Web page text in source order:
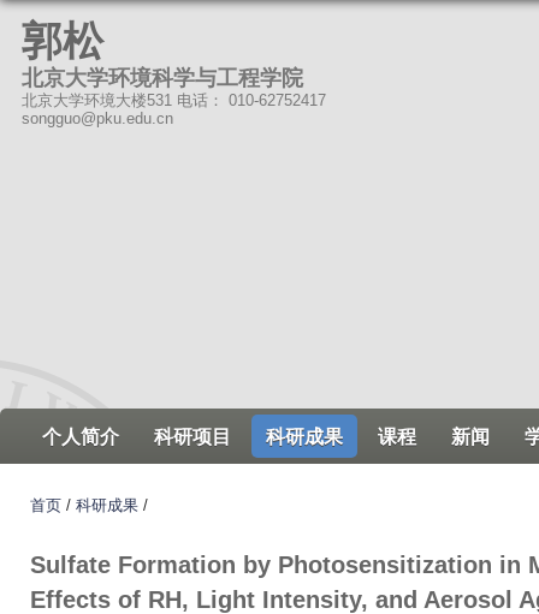
郭松
北京大学环境科学与工程学院
北京大学环境大楼531 电话： 010-62752417
songguo@pku.edu.cn
个人简介 科研项目 科研成果 课程 新闻
首页 / 科研成果 /
Sulfate Formation by Photosensitization in
Effects of RH, Light Intensity, and Aerosol